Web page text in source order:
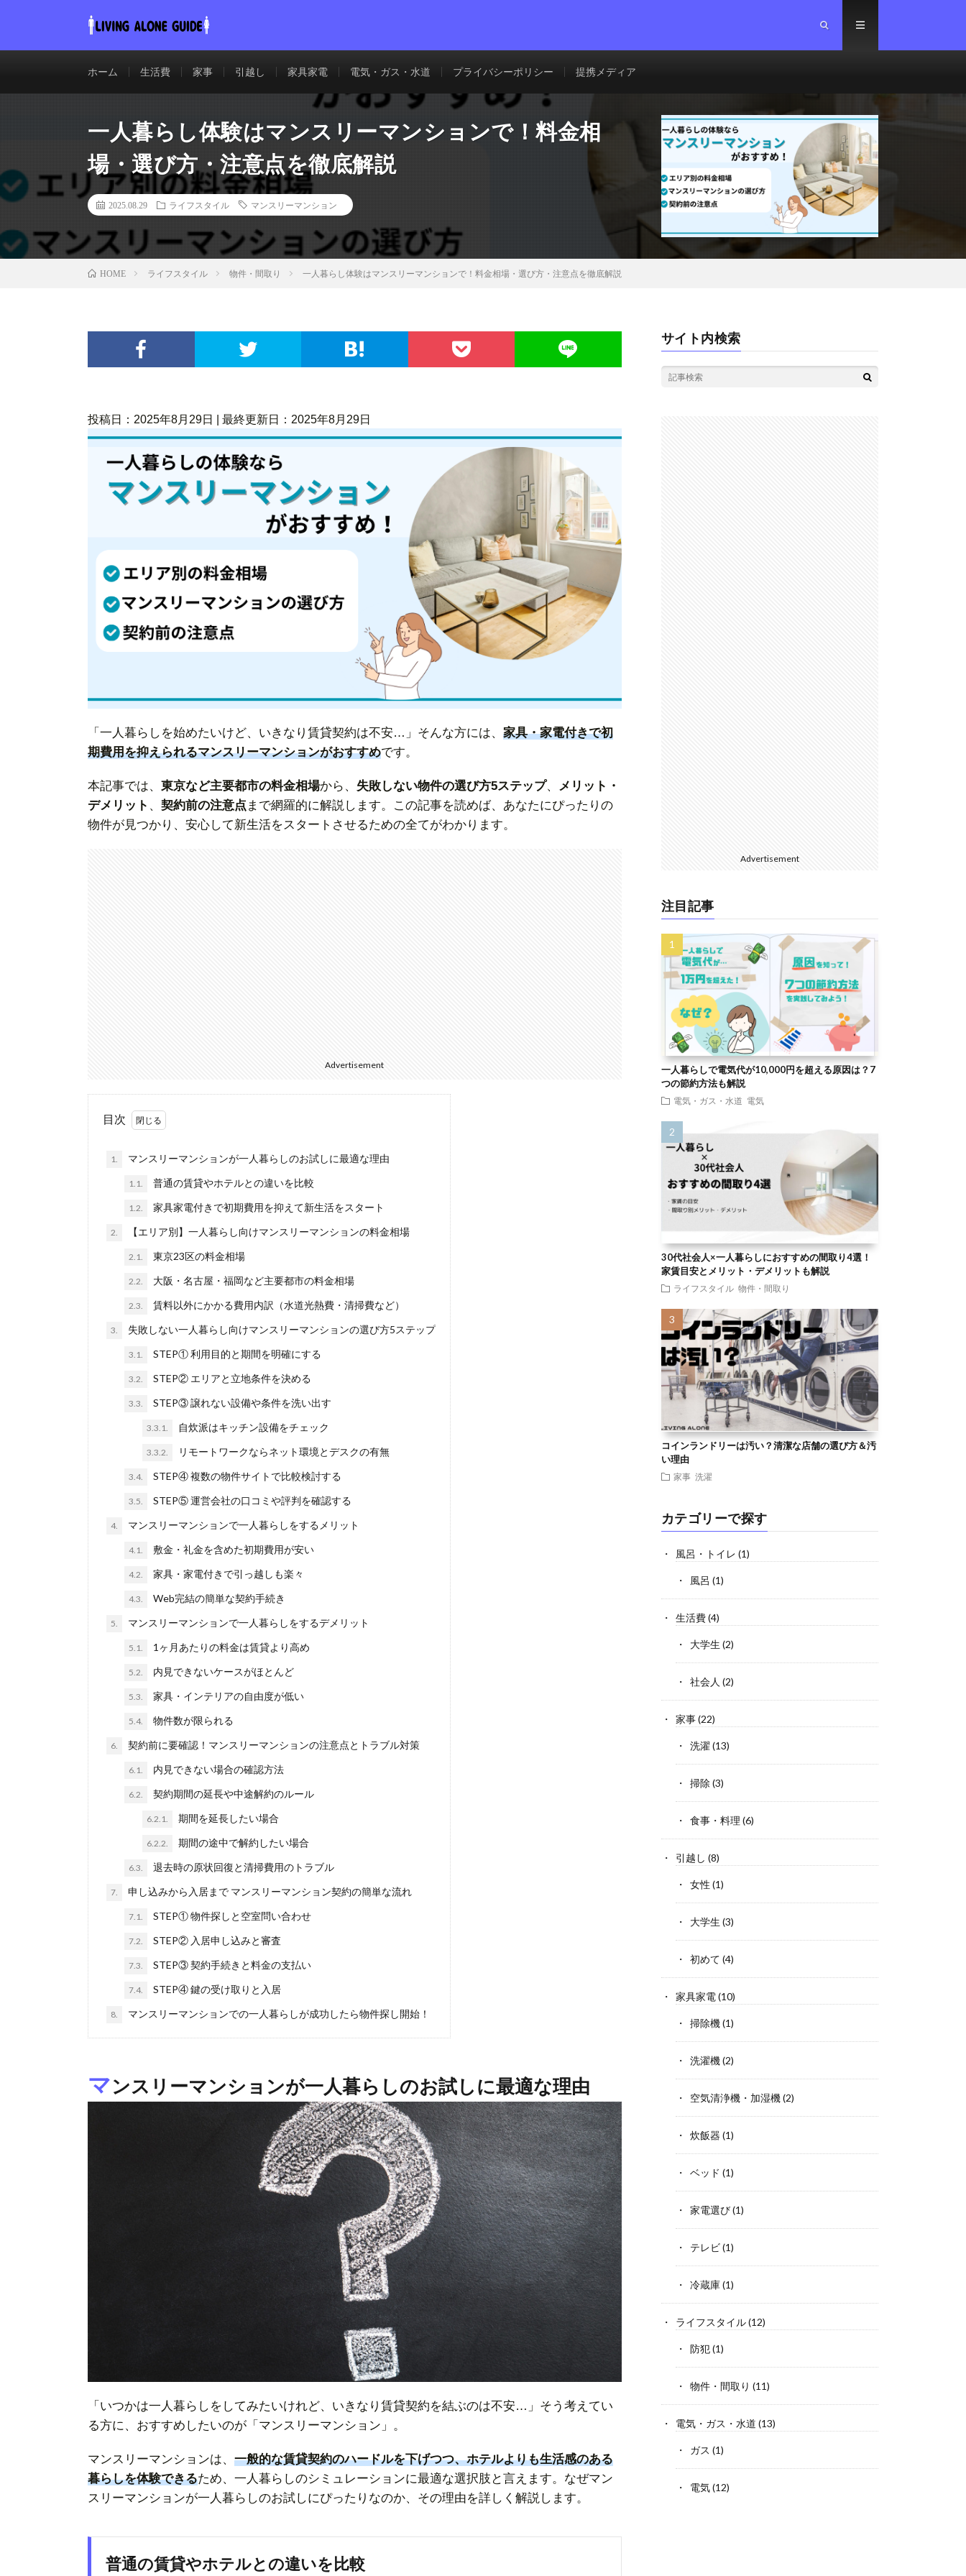
ホーム 生活費 家事 引越し 家具家電 電気・ガス・水道 プライバシーポリシー 提携メディア
一人暮らし体験はマンスリーマンションで！料金相
場・選び方・注意点を徹底解説
2025.08.29 ライフスタイル マンスリーマンション
HOME ライフスタイル 物件・間取り 一人暮らし体験はマンスリーマンションで！料金相場・選び方・注意点を徹底解説
投稿日：2025年8月29日 | 最終更新日：2025年8月29日
「一人暮らしを始めたいけど、いきなり賃貸契約は不安…」そんな方には、 家具・家電付きで初
期費用を抑えられるマンスリーマンションがおすすめです。
本記事では、 東京など主要都市の料金相場から、 失敗しない物件の選び方5ステップ、 メリット・
デメリット 、 契約前の注意点 まで網羅的に解説します。この記事を読めば、あなたにぴったりの
物件が見つかり、安心して新生活をスタートさせるための全てがわかります。
Advertisement
目次
1. マンスリーマンションが一人暮らしのお試しに最適な理由
1.1. 普通の賃貸やホテルとの違いを比較
1.2. 家具家電付きで初期費用を抑えて新生活をスタート
2. 【エリア別】一人暮らし向けマンスリーマンションの料金相場
2.1. 東京23区の料金相場
2.2. 大阪・名古屋・福岡など主要都市の料金相場
2.3. 賃料以外にかかる費用内訳（水道光熱費・清掃費など）
3. 失敗しない一人暮らし向けマンスリーマンションの選び方5ステップ
3.1. STEP① 利用目的と期間を明確にする
3.2. STEP② エリアと立地条件を決める
3.3. STEP③ 譲れない設備や条件を洗い出す
3.3.1. 自炊派はキッチン設備をチェック
3.3.2. リモートワークならネット環境とデスクの有無
3.4. STEP④ 複数の物件サイトで比較検討する
3.5. STEP⑤ 運営会社の口コミや評判を確認する
4. マンスリーマンションで一人暮らしをするメリット
4.1. 敷金・礼金を含めた初期費用が安い
4.2. 家具・家電付きで引っ越しも楽々
4.3. Web完結の簡単な契約手続き
5. マンスリーマンションで一人暮らしをするデメリット
5.1. 1ヶ月あたりの料金は賃貸より高め
5.2. 内見できないケースがほとんど
5.3. 家具・インテリアの自由度が低い
5.4. 物件数が限られる
6. 契約前に要確認！マンスリーマンションの注意点とトラブル対策
6.1. 内見できない場合の確認方法
6.2. 契約期間の延長や中途解約のルール
6.2.1. 期間を延長したい場合
6.2.2. 期間の途中で解約したい場合
6.3. 退去時の原状回復と清掃費用のトラブル
7. 申し込みから入居まで マンスリーマンション契約の簡単な流れ
7.1. STEP① 物件探しと空室問い合わせ
7.2. STEP② 入居申し込みと審査
7.3. STEP③ 契約手続きと料金の支払い
7.4. STEP④ 鍵の受け取りと入居
8. マンスリーマンションでの一人暮らしが成功したら物件探し開始！
マンスリーマンションが一人暮らしのお試しに最適な理由
「いつかは一人暮らしをしてみたいけれど、いきなり賃貸契約を結ぶのは不安…」そう考えてい
る方に、おすすめしたいのが「マンスリーマンション」。
マンスリーマンションは、 一般的な賃貸契約のハードルを下げつつ、ホテルよりも生活感のある
暮らしを体験できるため、一人暮らしのシミュレーションに最適な選択肢と言えます。なぜマン
スリーマンションが一人暮らしのお試しにぴったりなのか、その理由を詳しく解説します。
普通の賃貸やホテルとの違いを比較
サイト内検索
Advertisement
注目記事
一人暮らしで電気代が10,000円を超える原因は？7
つの節約方法も解説
電気・ガス・水道 電気
30代社会人×一人暮らしにおすすめの間取り4選！
家賃目安とメリット・デメリットも解説
ライフスタイル 物件・間取り
コインランドリーは汚い？清潔な店舗の選び方＆汚
い理由
家事 洗濯
カテゴリーで探す
風呂・トイレ (1)
風呂 (1)
生活費(4)
大学生 (2)
社会人 (2)
家事(22)
洗濯 (13)
掃除 (3)
食事・料理 (6)
引越し (8)
女性 (1)
大学生 (3)
初めて (4)
家具家電(10)
掃除機(1)
洗濯機(2)
空気清浄機・加湿機(2)
炊飯器 (1)
ベッド (1)
家電選び(1)
テレビ(1)
冷蔵庫(1)
ライフスタイル(12)
防犯(1)
物件・間取り (11)
電気・ガス・水道 (13)
ガス (1)
電気(12)